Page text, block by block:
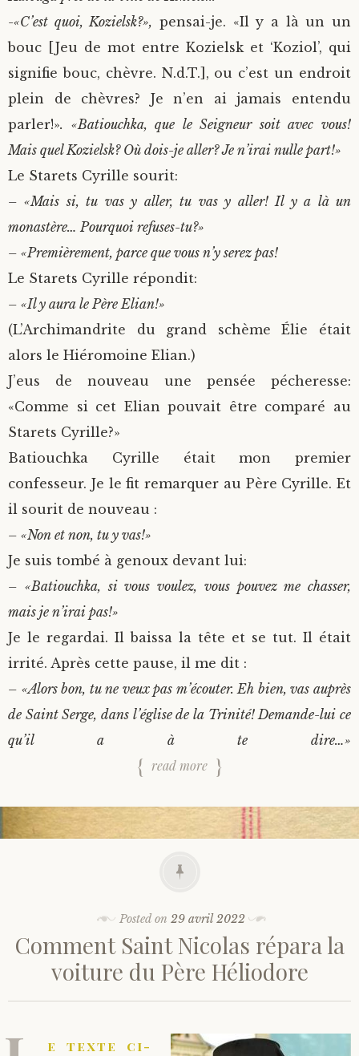
-«C’est quoi, Kozielsk?», pensai-je. «Il y a là un un
bouc [Jeu de mot entre Kozielsk et ‘Koziol’, qui
signifie bouc, chèvre. N.d.T.], ou c’est un endroit
plein de chèvres? Je n’en ai jamais entendu
parler!». «Batiouchka, que le Seigneur soit avec vous!
Mais quel Kozielsk? Où dois-je aller? Je n’irai nulle part!»
Le Starets Cyrille sourit:
– «Mais si, tu vas y aller, tu vas y aller! Il y a là un
monastère… Pourquoi refuses-tu?»
– «Premièrement, parce que vous n’y serez pas!
Le Starets Cyrille répondit:
– «Il y aura le Père Elian!»
(L’Archimandrite du grand schème Élie était
alors le Hiéromoine Elian.)
J’eus de nouveau une pensée pécheresse:
«Comme si cet Elian pouvait être comparé au
Starets Cyrille?»
Batiouchka Cyrille était mon premier
confesseur. Je le fit remarquer au Père Cyrille. Et
il sourit de nouveau :
– «Non et non, tu y vas!»
Je suis tombé à genoux devant lui:
– «Batiouchka, si vous voulez, vous pouvez me chasser,
mais je n’irai pas!»
Je le regardai. Il baissa la tête et se tut. Il était
irrité. Après cette pause, il me dit :
– «Alors bon, tu ne veux pas m’écouter. Eh bien, vas auprès
de Saint Serge, dans l’église de la Trinité! Demande-lui ce
qu’il a à te dire…»
read more
Posted on 29 avril 2022
Comment Saint Nicolas répara la
voiture du Père Héliodore
e texte ci-